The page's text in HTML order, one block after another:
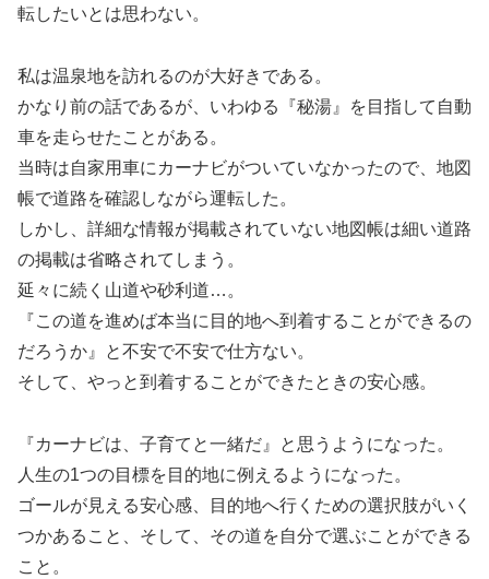
転したいとは思わない。
私は温泉地を訪れるのが大好きである。
かなり前の話であるが、いわゆる『秘湯』を目指して自動
車を走らせたことがある。
当時は自家用車にカーナビがついていなかったので、地図
帳で道路を確認しながら運転した。
しかし、詳細な情報が掲載されていない地図帳は細い道路
の掲載は省略されてしまう。
延々に続く山道や砂利道…。
『この道を進めば本当に目的地へ到着することができるの
だろうか』と不安で不安で仕方ない。
そして、やっと到着することができたときの安心感。
『カーナビは、子育てと一緒だ』と思うようになった。
人生の1つの目標を目的地に例えるようになった。
ゴールが見える安心感、目的地へ行くための選択肢がいく
つかあること、そして、その道を自分で選ぶことができる
こと。